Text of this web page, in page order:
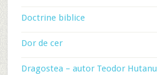
Doctrine biblice
Dor de cer
Dragostea – autor Teodor Hutanu